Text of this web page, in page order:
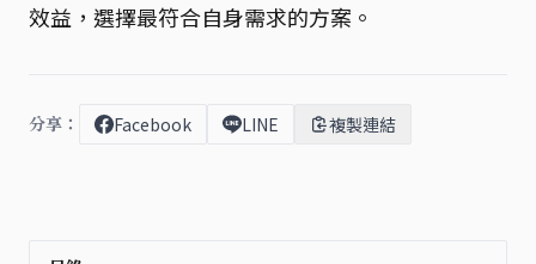
效益，選擇最符合自身需求的方案。
分享： Facebook LINE 複製連結